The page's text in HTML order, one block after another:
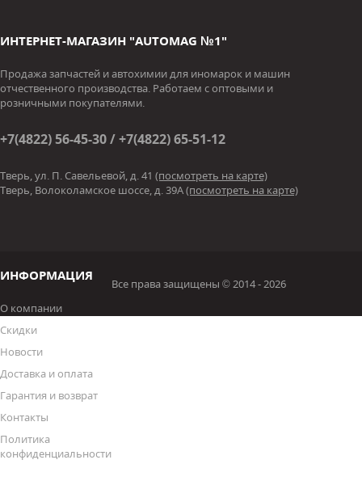
ИНТЕРНЕТ-МАГАЗИН "AUTOMAG №1"
Продажа запчастей и автохимии для иномарок и машин
отчественного производства. Работаем с оптовыми и
розничными покупателями.
+7(4822) 56-45-30 / +7(4822) 65-51-12
Тверь, ул. П. Савельевой, д. 41 (посмотреть на карте)
Тверь, Волоколамское шоссе, д. 39А(посмотреть на карте)
ИНФОРМАЦИЯ
О компании
Скидки
Новости
Доставка и оплата
Гарантия и возврат
Контакты
Политика
конфиденциальности
Все права защищены © 2014 - 2026